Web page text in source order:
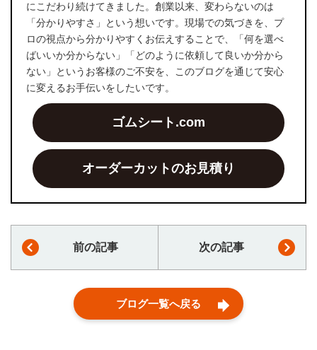
にこだわり続けてきました。創業以来、変わらないのは
「分かりやすさ」という想いです。現場での気づきを、プ
ロの視点から分かりやすくお伝えすることで、「何を選べ
ばいいか分からない」「どのように依頼して良いか分から
ない」というお客様のご不安を、このブログを通じて安心
に変えるお手伝いをしたいです。
ゴムシート.com
オーダーカットのお見積り
前の記事 次の記事
ブログ一覧へ戻る